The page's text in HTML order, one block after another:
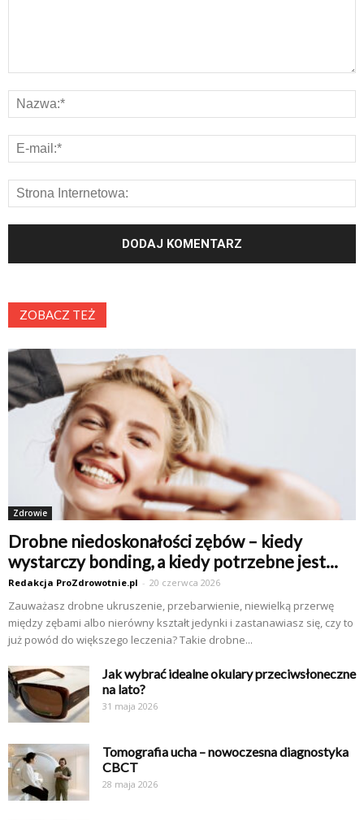
ZOBACZ TEŻ
Zdrowie
Drobne niedoskonałości zębów – kiedy
wystarczy bonding, a kiedy potrzebne jest...
Redakcja ProZdrowotnie.pl - 20 czerwca 2026
Zauważasz drobne ukruszenie, przebarwienie, niewielką przerwę
między zębami albo nierówny kształt jedynki i zastanawiasz się, czy to
już powód do większego leczenia? Takie drobne...
Jak wybrać idealne okulary przeciwsłoneczne
na lato?
31 maja 2026
Tomografia ucha – nowoczesna diagnostyka
CBCT
28 maja 2026